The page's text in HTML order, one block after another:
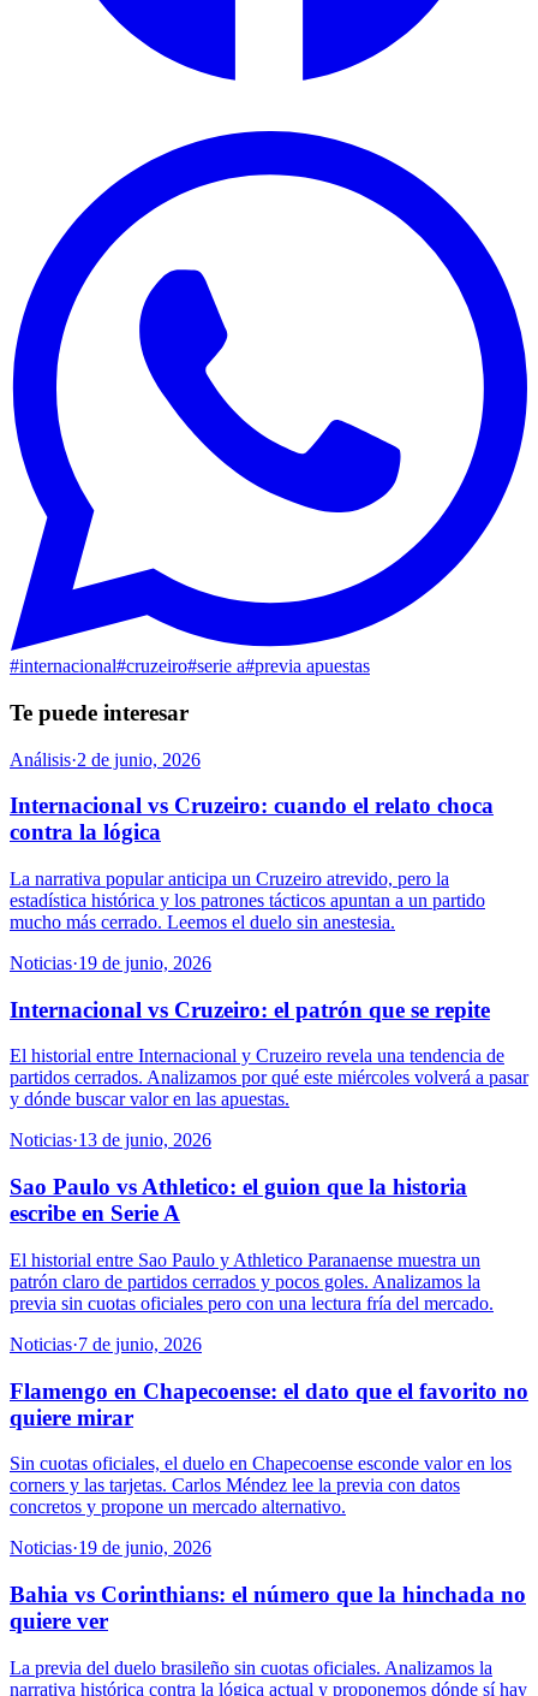
#internacional#cruzeiro#serie a#previa apuestas
Te puede interesar
Análisis·2 de junio, 2026
Internacional vs Cruzeiro: cuando el relato choca
contra la lógica
La narrativa popular anticipa un Cruzeiro atrevido, pero la
estadística histórica y los patrones tácticos apuntan a un partido
mucho más cerrado. Leemos el duelo sin anestesia.
Noticias·19 de junio, 2026
Internacional vs Cruzeiro: el patrón que se repite
El historial entre Internacional y Cruzeiro revela una tendencia de
partidos cerrados. Analizamos por qué este miércoles volverá a pasar
y dónde buscar valor en las apuestas.
Noticias·13 de junio, 2026
Sao Paulo vs Athletico: el guion que la historia
escribe en Serie A
El historial entre Sao Paulo y Athletico Paranaense muestra un
patrón claro de partidos cerrados y pocos goles. Analizamos la
previa sin cuotas oficiales pero con una lectura fría del mercado.
Noticias·7 de junio, 2026
Flamengo en Chapecoense: el dato que el favorito no
quiere mirar
Sin cuotas oficiales, el duelo en Chapecoense esconde valor en los
corners y las tarjetas. Carlos Méndez lee la previa con datos
concretos y propone un mercado alternativo.
Noticias·19 de junio, 2026
Bahia vs Corinthians: el número que la hinchada no
quiere ver
La previa del duelo brasileño sin cuotas oficiales. Analizamos la
narrativa histórica contra la lógica actual y proponemos dónde sí hay